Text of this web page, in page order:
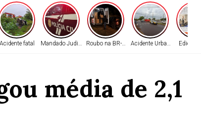
Acidente fatal Mandado JudicialRoubo na BR-272Acidente Urbano Edição
média de 2,1